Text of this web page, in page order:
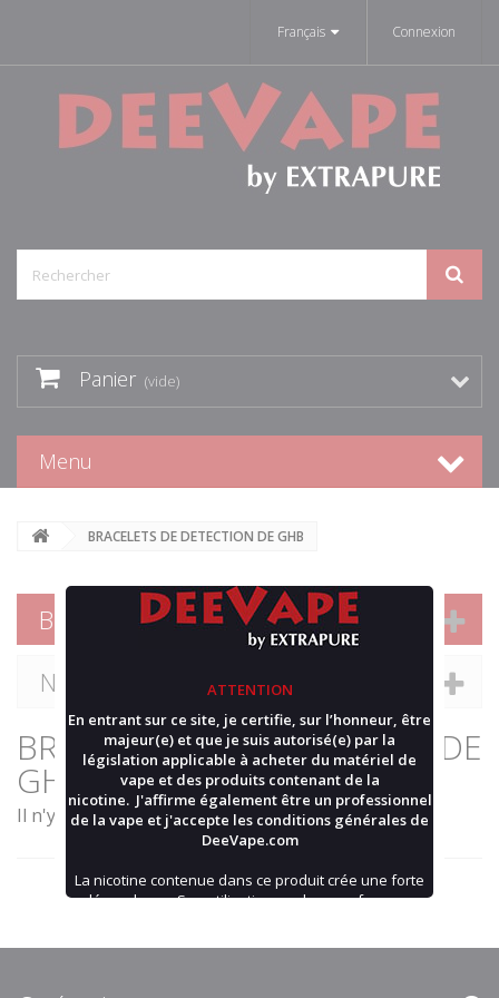
ATTENTION
En entrant sur ce site, je certifie, sur l’honneur, être
majeur(e) et que je suis autorisé(e) par la
législation applicable à acheter du matériel de
vape et des produits contenant de la
nicotine. J'affirme également être un professionnel
de la vape et j'accepte les conditions générales de
DeeVape.com
La nicotine contenue dans ce produit crée une forte
dépendance. Son utilisation par les non-fumeurs
Connexion
Français
Panier (vide)
Menu
BRACELETS DE DETECTION DE GHB
BRACELETS DE DETECTION DE GHB
Nouveaux produits
BRACELETS DE DETECTION DE
GHB
Il n'y a aucun produit dans cette catégorie.